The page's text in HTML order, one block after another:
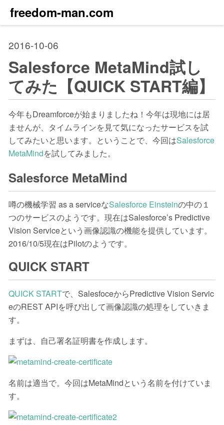
freedom-man.com
2016-10-06
Salesforce MetaMind試し
てみた【QUICK START編】
今年もDreamforceが始まりましたね！今年は現地には居
ませんが、タイムラインを見て気になったサービスを試
してみたいと思います。ということで、今回はSalesforce
MetaMindを試してみました。
Salesforce MetaMind
噂の機械学習 as a serviceなSalesforce Einsteinの中の１
つのサービスのようです。現在はSalesforce’s Predictive
Vision Serviceという画像認識の機能を提供しています。
2016/10/5現在はPilotのようです。
QUICK START
QUICK STARTで、SalesfoceからPredictive Vision Servic
eのREST APIを呼び出して画像認識の処理をしていきま
す。
まずは、自己署名証明書を作成します。
名前は適当で。今回はMetaMindという名前を付けていま
す。